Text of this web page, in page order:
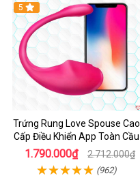
5
Trứng Rung Love Spouse Cao
Cấp Điều Khiển App Toàn Cầu
1.790.000₫ 2.712.000₫
(962)